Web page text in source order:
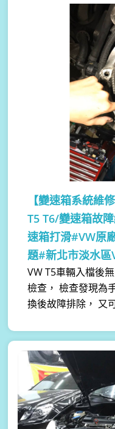
【變速箱系統維修
T5 T6/變速箱故
速箱打滑#VW原
題#新北市淡水區
VW T5車輛入檔後
檢查， 檢查發現為
換後故障排除， 又